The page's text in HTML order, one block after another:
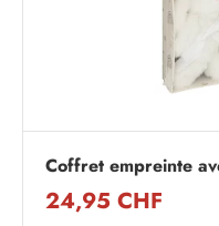
Coffret empreinte
24,95 CHF